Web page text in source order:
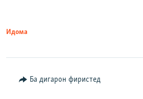
Идома
Ба дигарон фиристед